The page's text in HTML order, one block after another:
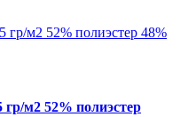
м2 52% полиэстер